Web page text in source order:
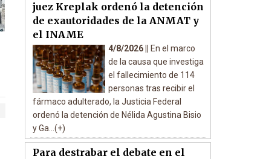
juez Kreplak ordenó la detención
de exautoridades de la ANMAT y
el INAME
4/8/2026 ||
En el marco
de la causa que investiga
el fallecimiento de 114
personas tras recibir el
fármaco adulterado, la Justicia Federal
ordenó la detención de Nélida Agustina Bisio
y Ga...(+)
Para destrabar el debate en el